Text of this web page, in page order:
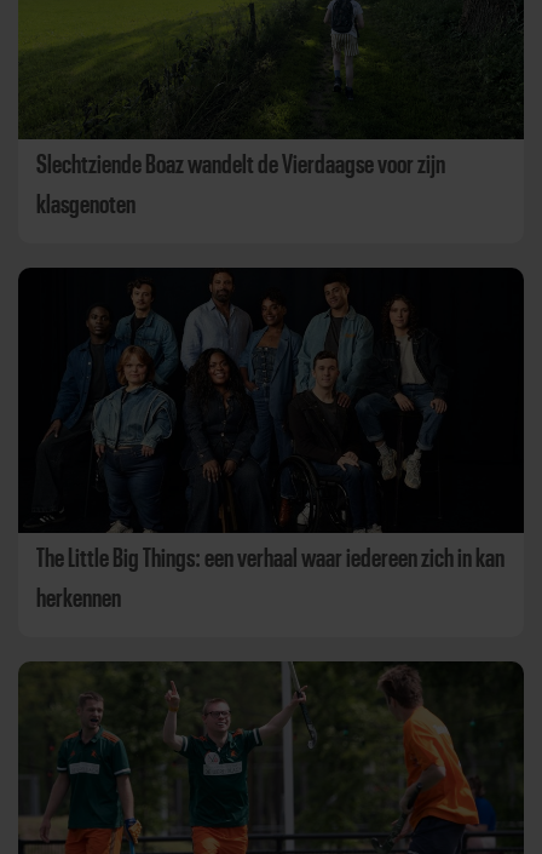
Slechtziende Boaz wandelt de Vierdaagse voor zijn
klasgenoten
The Little Big Things: een verhaal waar iedereen zich in kan
herkennen